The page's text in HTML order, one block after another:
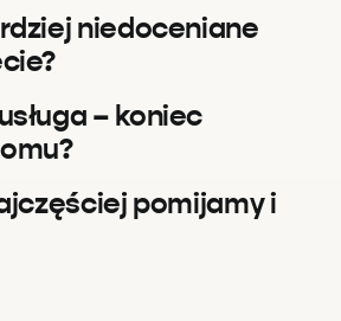
niedoceniane
– koniec
pomijamy i